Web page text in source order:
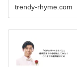
trendy-rhyme.com